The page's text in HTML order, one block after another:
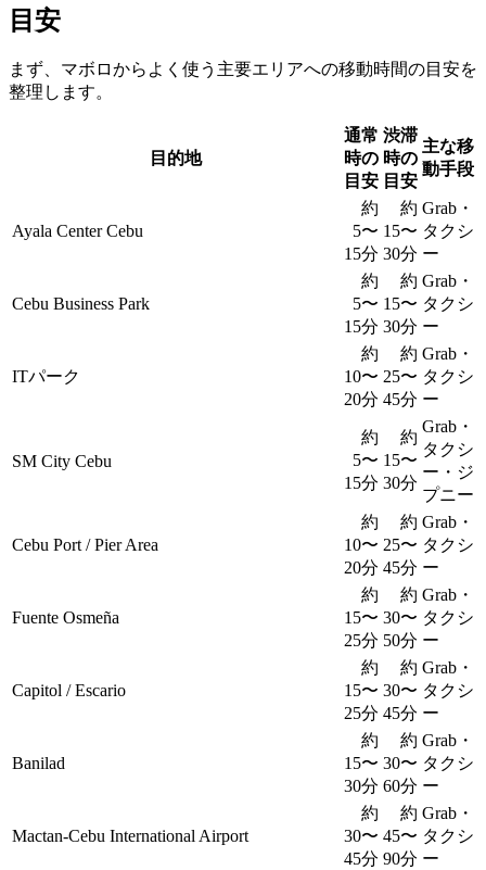
目安
まず、マボロからよく使う主要エリアへの移動時間の目安を
整理します。
目的地
通常
時の
目安
渋滞
時の
目安
主な移
動手段
Ayala Center Cebu
約
5〜
15分
約
15〜
30分
Grab・
タクシ
ー
Cebu Business Park
約
5〜
15分
約
15〜
30分
Grab・
タクシ
ー
ITパーク
約
10〜
20分
約
25〜
45分
Grab・
タクシ
ー
SM City Cebu
約
5〜
15分
約
15〜
30分
Grab・
タクシ
ー・ジ
プニー
Cebu Port / Pier Area
約
10〜
20分
約
25〜
45分
Grab・
タクシ
ー
Fuente Osmeña
約
15〜
25分
約
30〜
50分
Grab・
タクシ
ー
Capitol / Escario
約
15〜
25分
約
30〜
45分
Grab・
タクシ
ー
Banilad
約
15〜
30分
約
30〜
60分
Grab・
タクシ
ー
Mactan-Cebu International Airport
約
30〜
45分
約
45〜
90分
Grab・
タクシ
ー